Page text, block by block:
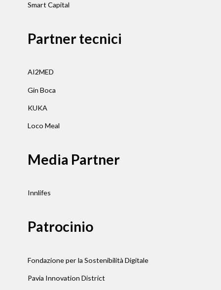
Smart Capital
Partner tecnici
AI2MED
Gin Boca
KUKA
Loco Meal
Media Partner
Innlifes
Patrocinio
Fondazione per la Sostenibilità Digitale
Pavia Innovation District